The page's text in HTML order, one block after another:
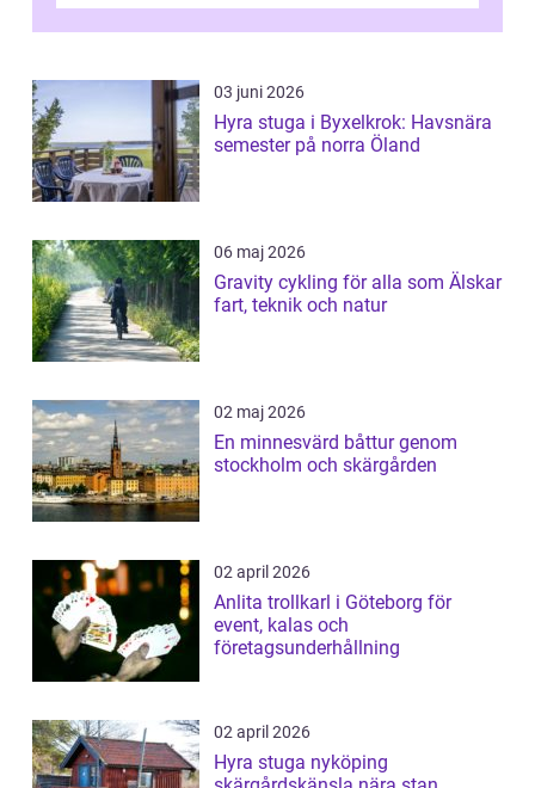
03 juni 2026
Hyra stuga i Byxelkrok: Havsnära
semester på norra Öland
06 maj 2026
Gravity cykling för alla som Älskar
fart, teknik och natur
02 maj 2026
En minnesvärd båttur genom
stockholm och skärgården
02 april 2026
Anlita trollkarl i Göteborg för
event, kalas och
företagsunderhållning
02 april 2026
Hyra stuga nyköping